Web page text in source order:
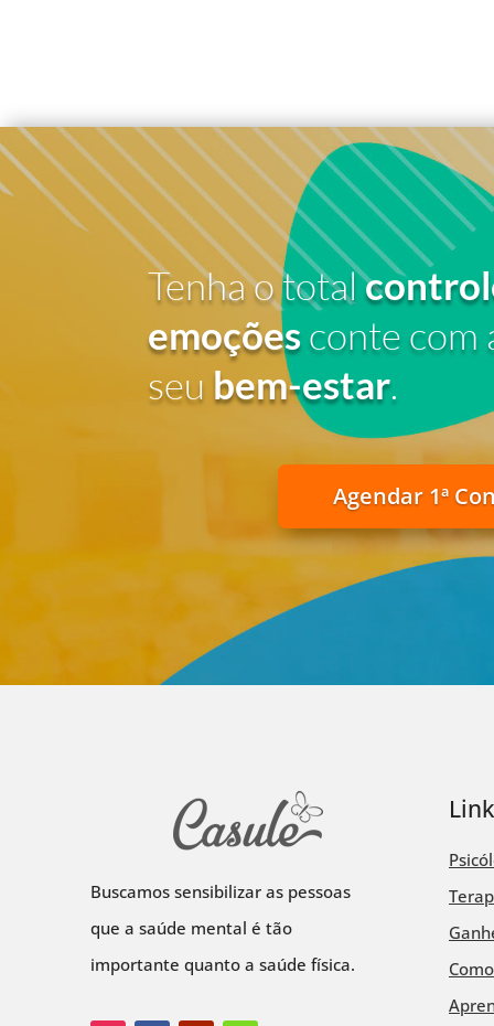
Tenha o total
emoçõesconte com
seu bem-estar.
Agendar 1ª
Buscamos sensibilizar as pessoas
que a saúde mental é tão
importante quanto a saúde física.